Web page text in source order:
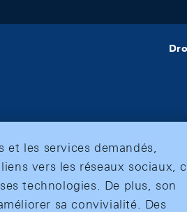
les services demandés,
vers les réseaux sociaux,
technologies. De plus, son
sa convivialité. Des